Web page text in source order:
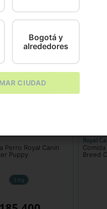
Perro Royal Canin
Puppy
3 Kg
Royal
Breed
Bogotá y
alrededores
CIUDAD